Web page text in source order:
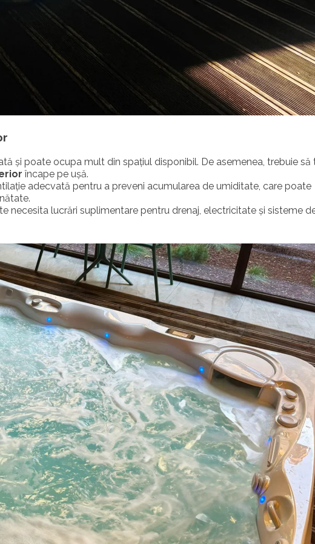
și poate ocupa mult din spațiul disponibil. De asemenea, trebuie să
încape pe ușă.
adecvată pentru a preveni acumularea de umiditate, care poate
necesita lucrări suplimentare pentru drenaj, electricitate și sisteme